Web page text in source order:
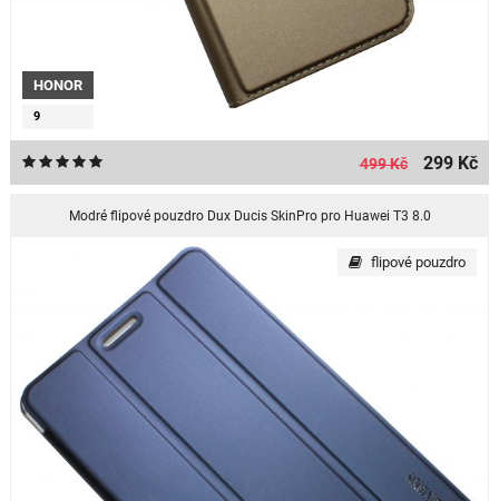
HONOR
9
499 Kč 299 Kč
Modré flipové pouzdro Dux Ducis SkinPro pro Huawei T3 8.0
flipové pouzdro